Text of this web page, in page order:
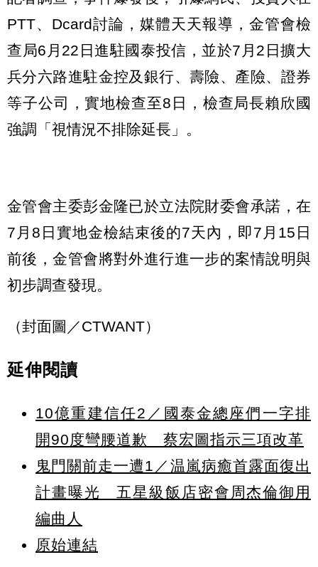
PTT、Dcard討論，媒體天天報導，金管會檢
查局6月22日進駐國泰投信，並於7月2日擴大
兵分六路進駐金控及銀行、壽險、產險、證券
等子公司，實地檢查至8日，檢查局長賴欣國
強調「視情況不排除延長」。
金管會主委彭金隆已於立法院財委會承諾，在
7月8日實地金檢結束後的7天內，即7月15日
前後，金管會將對外進行進一步的案情說明與
初步調查發現。
（封面圖／CTWANT）
延伸閱讀
10億重建信任2／國泰金總座們一字排
開90度彎腰道歉 蔡宏圖指示三項改革
鬼門關前走一遭1／温嵐病癒首露面復出
計畫曝光 五星級飯店密會周杰倫御用
編曲人
原始連結